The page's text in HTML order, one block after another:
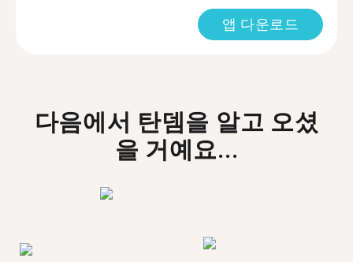
앱 다운로드
다음에서 탄뎀을 알고 오셨
을 거예요...